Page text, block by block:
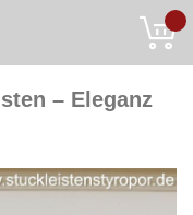
– Eleganz